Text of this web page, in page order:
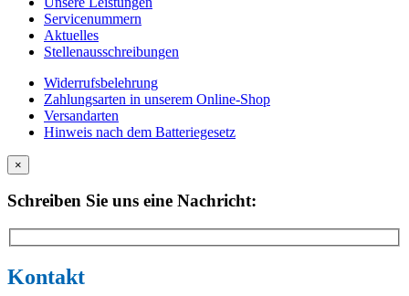
Servicenummern
Aktuelles
Stellenausschreibungen
Widerrufsbelehrung
Zahlungsarten in unserem Online-Shop
Versandarten
Hinweis nach dem Batteriegesetz
×
Schreiben Sie uns eine Nachricht:
Kontakt